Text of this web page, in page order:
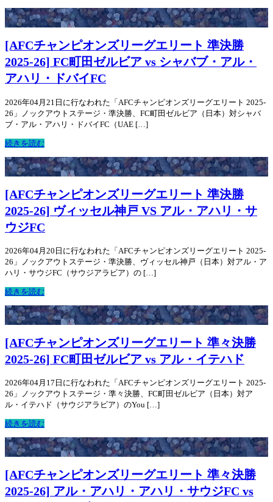
[AFCチャンピオンズリーグエリート 準決勝
2025-26] FC町田ゼルビア vs シャバブ・アル・
アハリ・ドバイFC
2026年04月21日に行なわれた「AFCチャンピオンズリーグエリート 2025-
26」ノックアウトステージ・準決勝、FC町田ゼルビア（日本）対シャバ
ブ・アル・アハリ・ドバイFC（UAE […]
続きを読む
[AFCチャンピオンズリーグエリート 準決勝
2025-26] ヴィッセル神戸 VS アル・アハリ・サ
ウジFC
2026年04月20日に行なわれた「AFCチャンピオンズリーグエリート 2025-
26」ノックアウトステージ・準決勝、ヴィッセル神戸（日本）対アル・ア
ハリ・サウジFC（サウジアラビア）の […]
続きを読む
[AFCチャンピオンズリーグエリート 準々決勝
2025-26] FC町田ゼルビア vs アル・イテハド
2026年04月17日に行なわれた「AFCチャンピオンズリーグエリート 2025-
26」ノックアウトステージ・準々決勝、FC町田ゼルビア（日本）対ア
ル・イテハド（サウジアラビア）のYou […]
続きを読む
[AFCチャンピオンズリーグエリート 準々決勝
2025-26] アル・アハリ・アハリ・サウジFC vs